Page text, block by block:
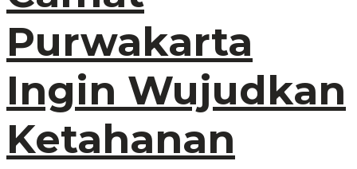
Purwakarta
Ingin Wujudkan
Ketahanan